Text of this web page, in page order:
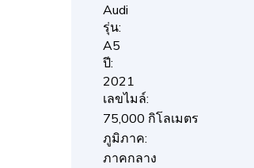
Audi
รุ่น:
A5
ปี:
2021
เลขไมล์:
75,000 กิโลเมตร
ภูมิภาค:
ภาคกลาง